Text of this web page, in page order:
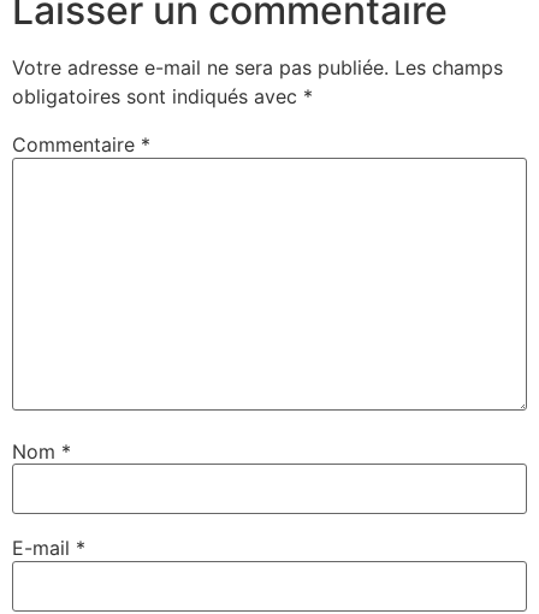
Laisser un commentaire
Votre adresse e-mail ne sera pas publiée. Les champs
obligatoires sont indiqués avec *
Commentaire *
Nom *
E-mail *